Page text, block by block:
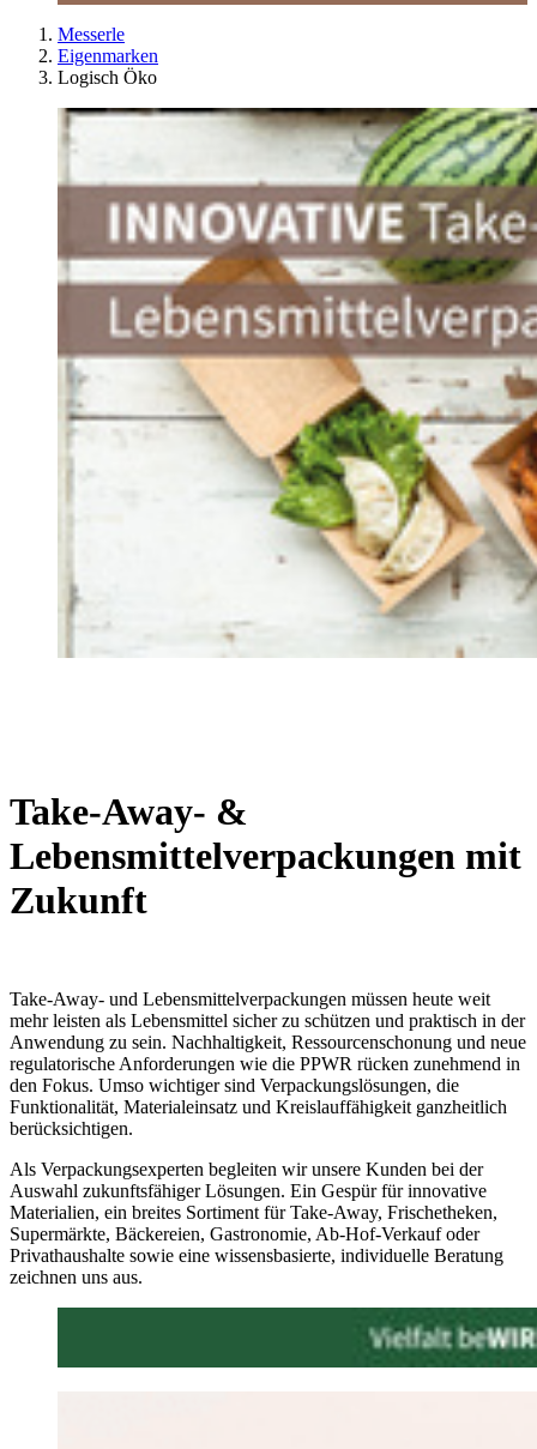
Messerle
Eigenmarken
Logisch Öko
Take-Away- &
Lebensmittelverpackungen mit
Zukunft
Take-Away- und Lebensmittelverpackungen müssen heute weit
mehr leisten als Lebensmittel sicher zu schützen und praktisch in der
Anwendung zu sein. Nachhaltigkeit, Ressourcenschonung und neue
regulatorische Anforderungen wie die PPWR rücken zunehmend in
den Fokus. Umso wichtiger sind Verpackungslösungen, die
Funktionalität, Materialeinsatz und Kreislauffähigkeit ganzheitlich
berücksichtigen.
Als Verpackungsexperten begleiten wir unsere Kunden bei der
Auswahl zukunftsfähiger Lösungen. Ein Gespür für innovative
Materialien, ein breites Sortiment für Take-Away, Frischetheken,
Supermärkte, Bäckereien, Gastronomie, Ab-Hof-Verkauf oder
Privathaushalte sowie eine wissensbasierte, individuelle Beratung
zeichnen uns aus.